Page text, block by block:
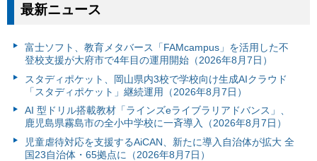
最新ニュース
富⼠ソフト、教育メタバース「FAMcampus」を活用した不
登校支援が大府市で4年目の運用開始（2026年8月7日）
スタディポケット、岡山県内3校で学校向け生成AIクラウド
「スタディポケット」継続運用（2026年8月7日）
AI 型ドリル搭載教材「ラインズeライブラリアドバンス」、
鹿児島県霧島市の全小中学校に一斉導入（2026年8月7日）
児童虐待対応を支援するAiCAN、新たに導入自治体が拡大 全
国23自治体・65拠点に（2026年8月7日）